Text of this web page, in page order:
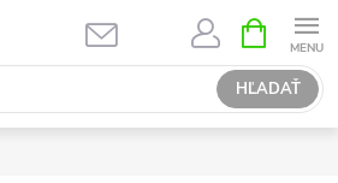
HĽADAŤ
KOŠÍK